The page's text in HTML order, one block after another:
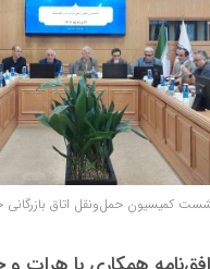
کمیسیون حمل‌ونقل اتاق